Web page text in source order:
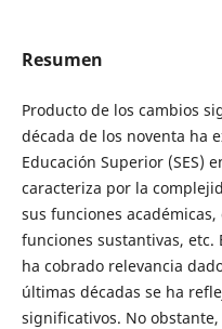
Resumen
Producto de los cambios
década de los noventa ha
Educación Superior (SES)
caracteriza por la
sus funciones
funciones sustantivas, etc.
ha cobrado relevancia
últimas décadas se ha
significativos. No